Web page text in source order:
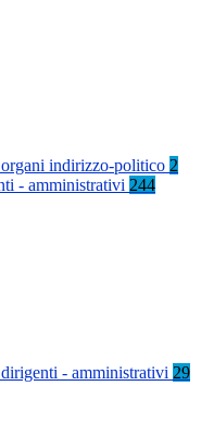
indirizzo-politico 2
- amministrativi 244
- amministrativi 29